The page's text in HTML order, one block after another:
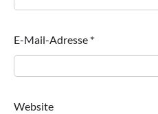
E-Mail-Adresse *
Website